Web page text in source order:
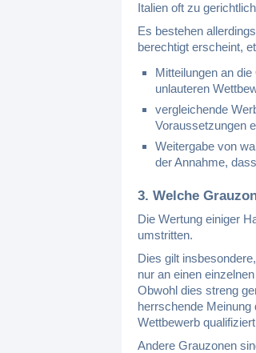
Italien oft zu
Es bestehen
berechtigt erscheint,
Mitteilungen an
unlauteren
vergleichende
Voraussetzungen
Weitergabe von
der Annahme,
3. Welche
Die Wertung einiger
umstritten.
Dies gilt
nur an einen
Obwohl dies streng
herrschende
Wettbewerb
Andere Grauzonen